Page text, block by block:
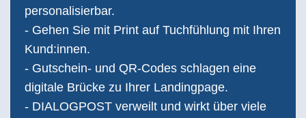
personalisierbar.
- Gehen Sie mit Print auf Tuchfühlung mit Ihren
Kund:innen.
- Gutschein- und QR-Codes schlagen eine
digitale Brücke zu Ihrer Landingpage.
- DIALOGPOST verweilt und wirkt über viele